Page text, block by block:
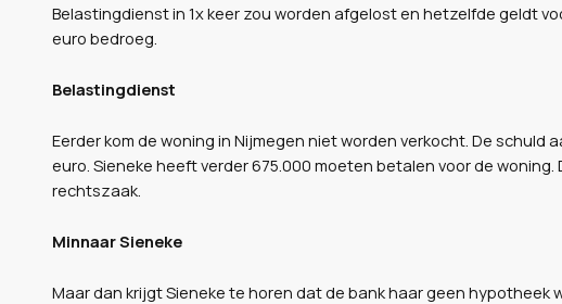
Belastingdienst in 1x keer zou worden afgelost en hetzelfde geldt
euro bedroeg.
Belastingdienst
Eerder kom de woning in Nijmegen niet worden verkocht. De schuld
euro. Sieneke heeft verder 675.000 moeten betalen voor de
rechtszaak.
Minnaar Sieneke
Maar dan krijgt Sieneke te horen dat de bank haar geen hypotheek